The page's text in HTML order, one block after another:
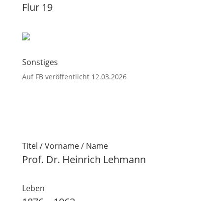
Flur 19
Sonstiges
Auf FB veröffentlicht 12.03.2026
Titel / Vorname / Name
Prof. Dr. Heinrich Lehmann
Leben